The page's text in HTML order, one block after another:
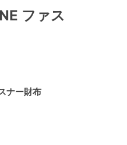
ナー財布
ファス